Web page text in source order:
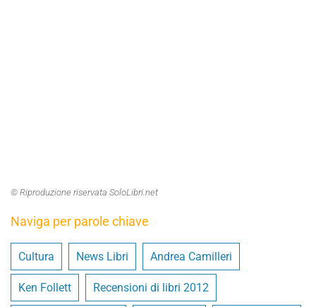
© Riproduzione riservata SoloLibri.net
Naviga per parole chiave
Cultura News Libri Andrea Camilleri
Ken Follett Recensioni di libri 2012